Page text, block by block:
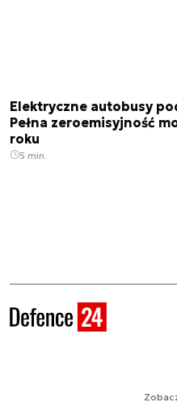
Elektryczne autobusy
Pełna zeroemisyjność
roku
5 min.